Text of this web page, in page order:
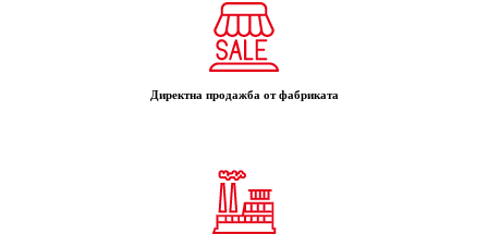
Директна продажба от фабриката